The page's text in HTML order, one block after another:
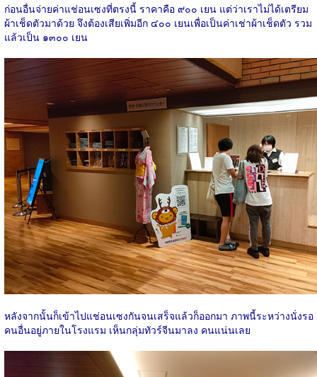
ก่อนอื่นจ่ายค่าแช่อนเซงที่ตรงนี้ ราคาคือ ๙๐๐ เยน แต่ว่าเราไม่ได้เตรียม
ผ้าเช็ดตัวมาด้วย จึงต้องเสียเพิ่มอีก ๔๐๐ เยนเพื่อเป็นค่าเช่าผ้าเช็ดตัว รวม
แล้วเป็น ๑๓๐๐ เยน
หลังจากนั้นก็เข้าไปแช่อนเซงกันจนเสร็จแล้วก็ออกมา ภาพนี้ระหว่างนั่งรอ
คนอื่นอยู่ภายในโรงแรม เห็นกลุ่มทัวร์จีนมาลง คนแน่นเลย